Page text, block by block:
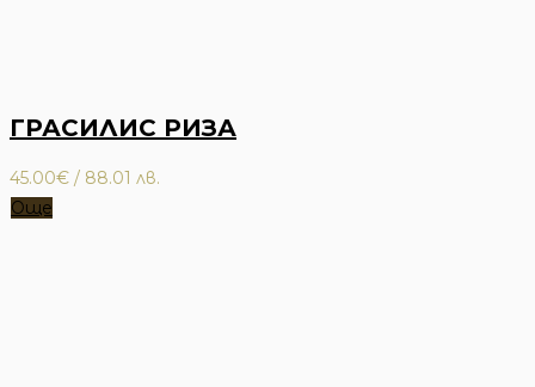
ГРАСИЛИС РИЗА
45.00€ / 88.01 лв.
Още